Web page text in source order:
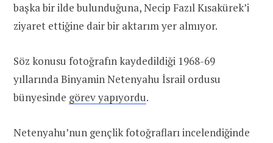
başka bir ilde bulunduğuna, Necip Fazıl Kısakürek’i
ziyaret ettiğine dair bir aktarım yer almıyor.
Söz konusu fotoğrafın kaydedildiği 1968-69
yıllarında Binyamin Netenyahu İsrail ordusu
bünyesinde görev yapıyordu.
Netenyahu’nun gençlik fotoğrafları incelendiğinde